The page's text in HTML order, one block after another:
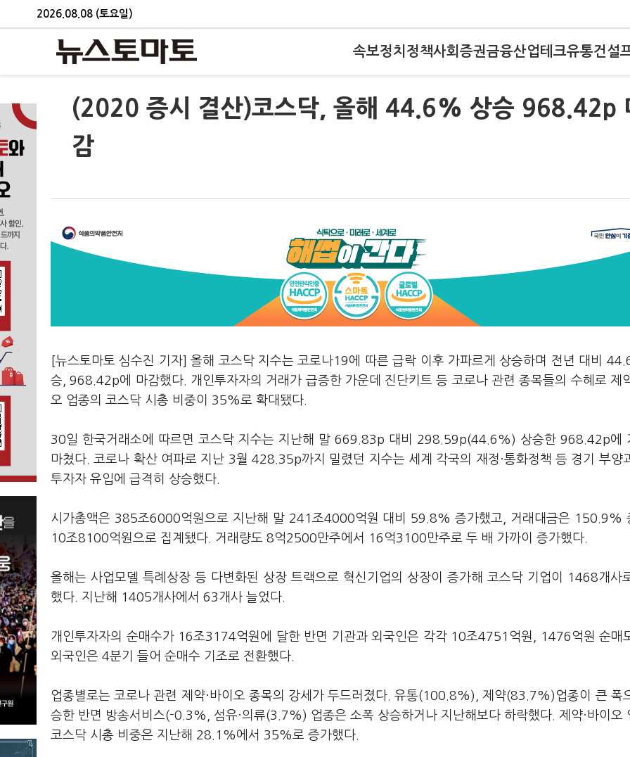
2026.08.08 (토요일)
속보정치 정책사회 증권금융산업테크유통건설
(2020 증시 결산)코스닥, 올해 44.6% 상승 968.42p
감
[뉴스토마토 심수진 기자] 올해 코스닥 지수는 코로나19에 따른 급락 이후 가파르게 상승하며 전년 대비
승, 968.42p에 마감했다. 개인투자자의 거래가 급증한 가운데 진단키트 등 코로나 관련 종목들의 수혜로 제
오 업종의 코스닥 시총 비중이 35%로 확대됐다.
30일 한국거래소에 따르면 코스닥 지수는 지난해 말 669.83p 대비 298.59p(44.6%) 상승한 968.42p에
마쳤다. 코로나 확산 여파로 지난 3월 428.35p까지 밀렸던 지수는 세계 각국의 재정·통화정책 등 경기 부양
투자자 유입에 급격히 상승했다.
시가총액은 385조6000억원으로 지난해 말 241조4000억원 대비 59.8% 증가했고, 거래대금은 150.9%
10조8100억원으로 집계됐다. 거래량도 8억2500만주에서 16억3100만주로 두 배 가까이 증가했다.
올해는 사업모델 특례상장 등 다변화된 상장 트랙으로 혁신기업의 상장이 증가해 코스닥 기업이 1468개사
했다. 지난해 1405개사에서 63개사 늘었다.
개인투자자의 순매수가 16조3174억원에 달한 반면 기관과 외국인은 각각 10조4751억원, 1476억원 순매
외국인은 4분기 들어 순매수 기조로 전환했다.
업종별로는 코로나 관련 제약·바이오 종목의 강세가 두드러졌다. 유통(100.8%), 제약(83.7%)업종이 큰 폭
승한 반면 방송서비스(-0.3%, 섬유·의류(3.7%) 업종은 소폭 상승하거나 지난해보다 하락했다. 제약·바이오
코스닥 시총 비중은 지난해 28.1%에서 35%로 증가했다.